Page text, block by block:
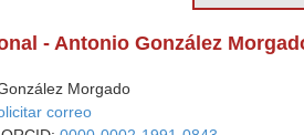
- Antonio González
Morgado
correo